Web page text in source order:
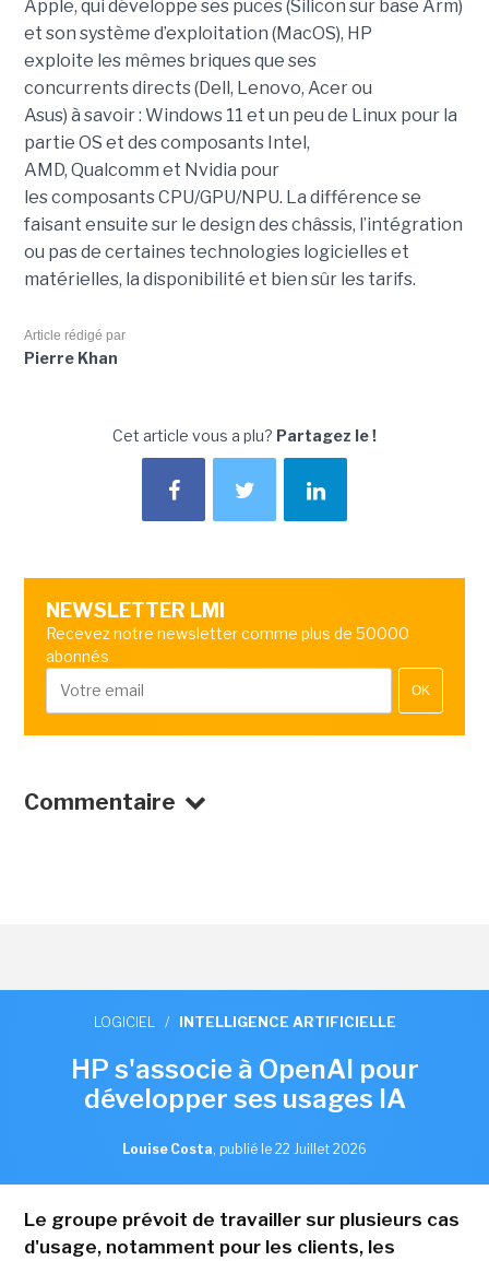
Apple, qui développe ses puces (Silicon sur base Arm)
et son système d’exploitation (MacOS), HP
exploite les mêmes briques que ses
concurrents directs (Dell, Lenovo, Acer ou
Asus) à savoir : Windows 11 et un peu de Linux pour la
partie OS et des composants Intel,
AMD, Qualcomm et Nvidia pour
les composants CPU/GPU/NPU. La différence se
faisant ensuite sur le design des châssis, l’intégration
ou pas de certaines technologies logicielles et
matérielles, la disponibilité et bien sûr les tarifs.
Article rédigé par
Pierre Khan
Cet article vous a plu? Partagez le !
NEWSLETTER LMI
Recevez notre newsletter comme plus de 50000
abonnés
OK
Commentaire
LOGICIEL / INTELLIGENCE ARTIFICIELLE
HP s'associe à OpenAI pour
développer ses usages IA
Louise Costa, publié le 22 Juillet 2026
Le groupe prévoit de travailler sur plusieurs cas
d'usage, notamment pour les clients, les